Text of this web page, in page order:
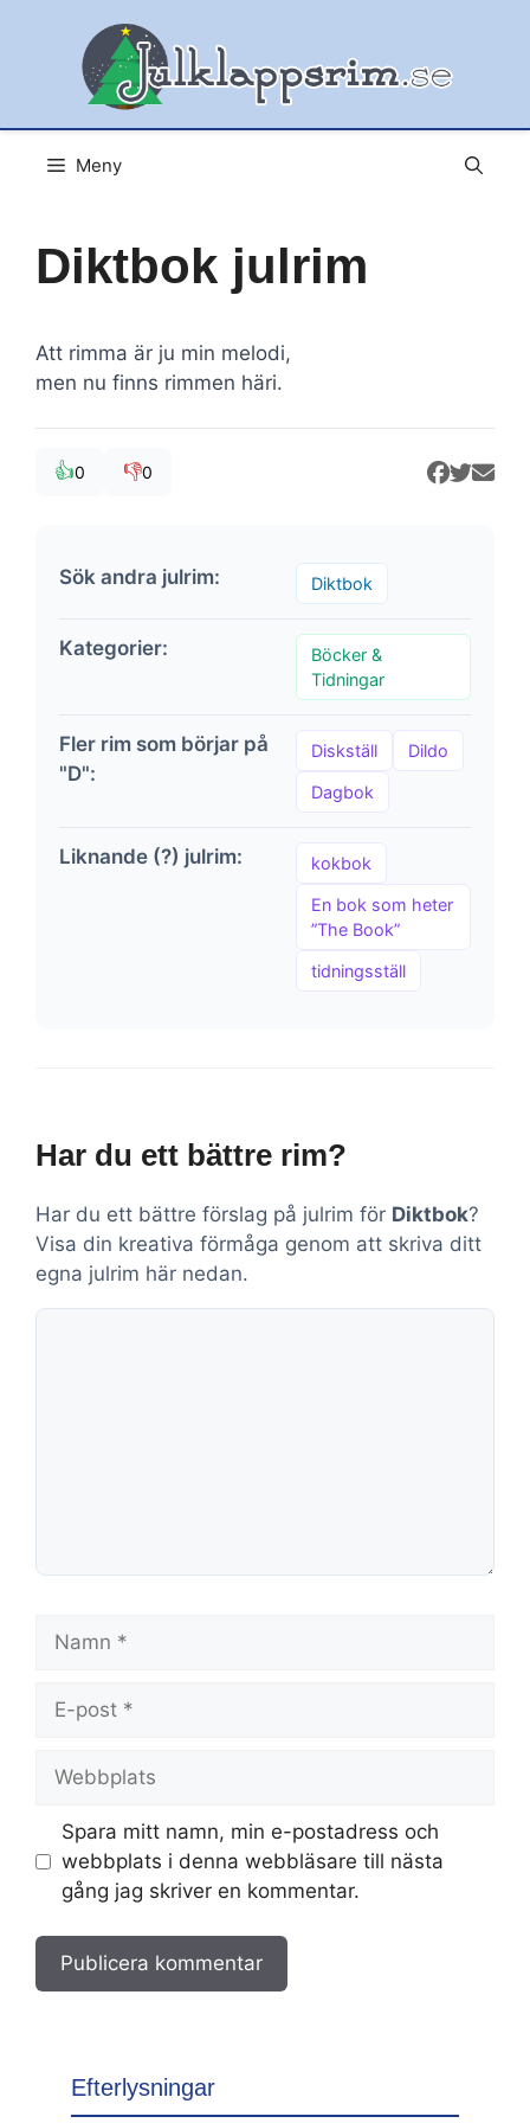
Meny
Diktbok julrim
Att rimma är ju min melodi,
men nu finns rimmen häri.
👍0 👎0
Sök andra julrim: Diktbok
Kategorier:
Böcker &
Tidningar
Fler rim som börjar på
"D":
Diskställ Dildo
Dagbok
Liknande (?) julrim: kokbok
En bok som heter
”The Book”
tidningsställ
Har du ett bättre rim?
Har du ett bättre förslag på julrim för Diktbok?
Visa din kreativa förmåga genom att skriva ditt
egna julrim här nedan.
Kommentar
post
Spara mitt namn, min e-postadress och
webbplats i denna webbläsare till nästa
gång jag skriver en kommentar.
Efterlysningar